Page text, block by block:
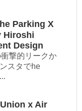
Parking X
Hiroshi
Design
撃的リークか
スタでhe
Union x Air